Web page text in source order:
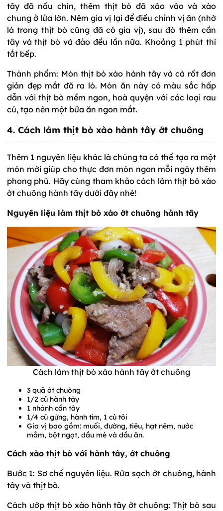
tây đã nấu chín, thêm thịt bò đã xào vào và xào
chung ở lửa lớn. Nêm gia vị lại để điều chỉnh vị ăn (nhớ
là trong thịt bò cũng đã có gia vị), sau đó thêm cần
tây và thịt bò và đảo đều lần nữa. Khoảng 1 phút thì
tắt bếp.
Thành phẩm: Món thịt bò xào hành tây và cà rốt đơn
giản đẹp mắt đã ra lò. Món ăn này có màu sắc hấp
dẫn với thịt bò mềm ngon, hoà quyện với các loại rau
củ, tạo nên một bữa ăn ngon mắt.
4. Cách làm thịt bò xào hành tây ớt chuông
Thêm 1 nguyên liệu khác là chúng ta có thể tạo ra một
món mới giúp cho thực đơn món ngon mỗi ngày thêm
phong phú. Hãy cùng tham khảo cách làm thịt bò xào
ớt chuông hành tây dưới đây nhé!
Nguyên liệu làm thịt bò xào ớt chuông hành tây
Cách làm thịt bò xào hành tây ớt chuông
3 quả ớt chuông
1/2 củ hành tây
1 nhánh cần tây
1/4 củ gừng, hành tím, 1 củ tỏi
Gia vị bao gồm: muối, đường, tiêu, hạt nêm, nước
mắm, bột ngọt, dầu mè và dầu ăn.
Cách xào thịt bò với hành tây, ớt chuông
Bước 1: Sơ chế nguyên liệu. Rửa sạch ớt chuông, hành
tây và thịt bò.
Cách ướp thịt bò xào hành tây ớt chuông: Thịt bò sau